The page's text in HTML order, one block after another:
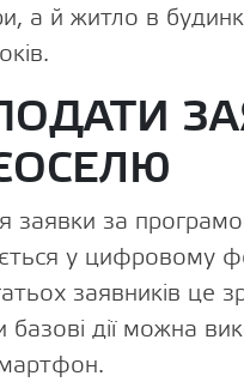
а й житло в
заявки за
у цифровому
заявників це
базові дії можна